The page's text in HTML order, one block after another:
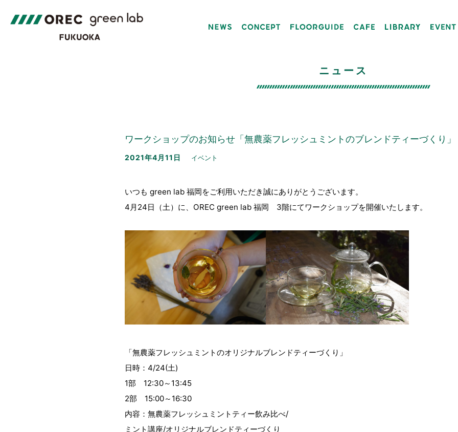
ニュース
ワークショップのお知らせ「無農薬フレッシュミントのブレンドティーづくり」
2021年4月11日 イベント
いつも green lab 福岡をご利用いただき誠にありがとうございます。
4月24日（土）に、OREC green lab 福岡 3階にてワークショップを開催いたします。
「無農薬フレッシュミントのオリジナルブレンドティーづくり」
日時：4/24(土)
1部 12:30～13:45
2部 15:00～16:30
内容：無農薬フレッシュミントティー飲み比べ/
ミント講座/オリジナルブレンドティーづくり